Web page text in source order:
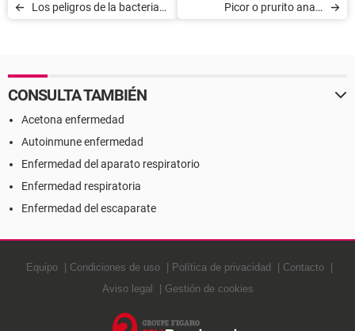
Los peligros de la bacteria
Picor o prurito anal -
CONSULTA TAMBIÉN
Acetona enfermedad
Autoinmune enfermedad
Enfermedad del aparato respiratorio
Enfermedad respiratoria
Enfermedad del escaparate
Equipo Condiciones de uso Política de privacidad
Contacto
Aviso legal
Gestión de cookies